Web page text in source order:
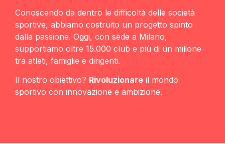
Conoscendo da dentro le difficoltà delle società
sportive, abbiamo costruito un progetto spinto
dalla passione. Oggi, con sede a Milano,
supportiamo oltre 15.000 club e più di un milione
tra atleti, famiglie e dirigenti.
Il nostro obiettivo? Rivoluzionare il mondo
sportivo con innovazione e ambizione.